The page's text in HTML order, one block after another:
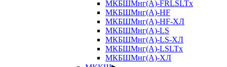
МКБШМнг(А)-FRLSLTx
МКБШМнг(А)-HF
МКБШМнг(А)-HF-ХЛ
МКБШМнг(А)-LS
МКБШМнг(А)-LS-ХЛ
МКБШМнг(А)-LSLTx
МКБШМнг(А)-ХЛ